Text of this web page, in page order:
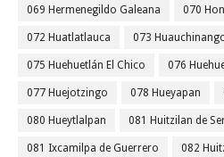
069 Hermenegildo Galeana 070
072 Huatlatlauca 073
075 Huehuetlán El Chico 076
077 Huejotzingo 078 Hueyapan
080 Hueytlalpan 081 Huitzilan de
081 Ixcamilpa de Guerrero 082